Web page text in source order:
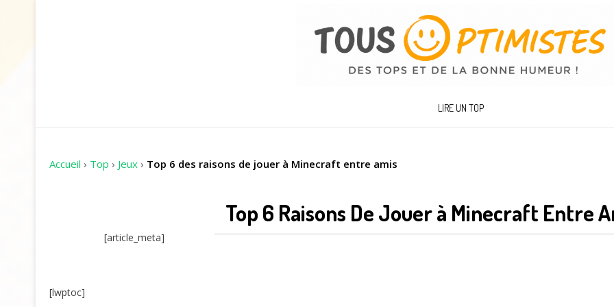
LIRE UN TOP
Accueil › Top › Jeux › Top 6 des raisons de jouer à Minecraft entre amis
Top 6 Raisons De Jouer à Minecraft Entre
[article_meta]
[lwptoc]